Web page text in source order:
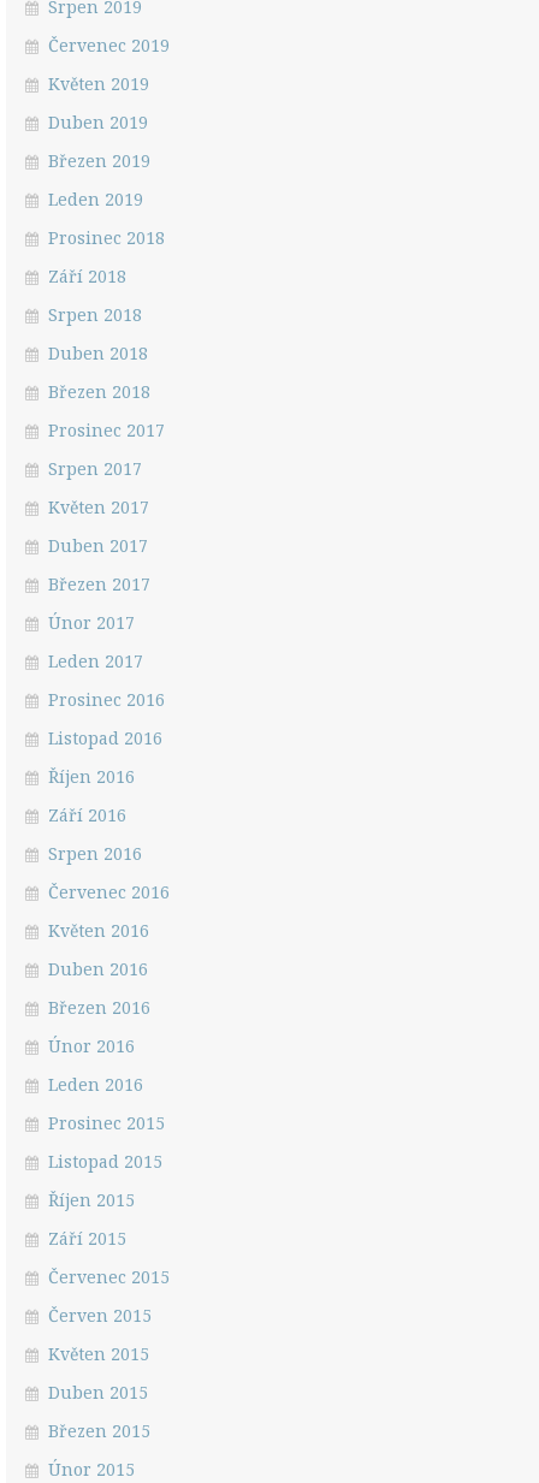
Srpen 2019
Červenec 2019
Květen 2019
Duben 2019
Březen 2019
Leden 2019
Prosinec 2018
Září 2018
Srpen 2018
Duben 2018
Březen 2018
Prosinec 2017
Srpen 2017
Květen 2017
Duben 2017
Březen 2017
Únor 2017
Leden 2017
Prosinec 2016
Listopad 2016
Říjen 2016
Září 2016
Srpen 2016
Červenec 2016
Květen 2016
Duben 2016
Březen 2016
Únor 2016
Leden 2016
Prosinec 2015
Listopad 2015
Říjen 2015
Září 2015
Červenec 2015
Červen 2015
Květen 2015
Duben 2015
Březen 2015
Únor 2015